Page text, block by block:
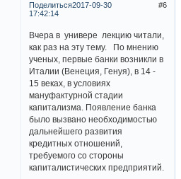
Поделиться 6
2017-09-30
17:42:14
Вчера в универе лекцию читали,
как раз на эту тему. По мнению
ученых, первые банки возникли в
Италии (Венеция, Генуя), в 14 -
15 веках, в условиях
мануфактурной стадии
капитализма. Появление банка
было вызвано необходимостью
дальнейшего развития
кредитных отношений,
требуемого со стороны
капиталистических предприятий.